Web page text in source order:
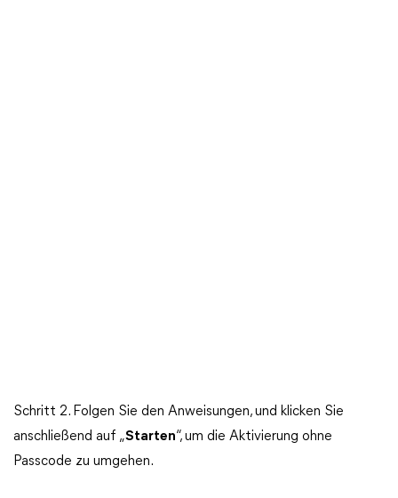
Schritt 2. Folgen Sie den Anweisungen, und klicken Sie
anschließend auf „Starten“, um die Aktivierung ohne
Passcode zu umgehen.